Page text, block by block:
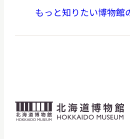
もっと知りたい博物館
北
海